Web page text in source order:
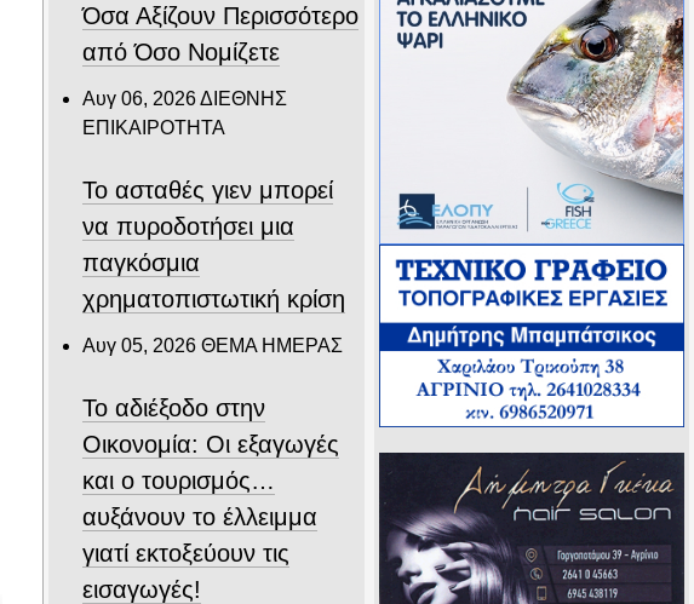
Όσα Αξίζουν Περισσότερο
από Όσο Νομίζετε
Αυγ 06, 2026ΔΙΕΘΝΗΣ
ΕΠΙΚΑΙΡΟΤΗΤΑ
Το ασταθές γιεν μπορεί
να πυροδοτήσει μια
παγκόσμια
χρηματοπιστωτική κρίση
Αυγ 05, 2026 ΘΕΜΑ ΗΜΕΡΑΣ
Το αδιέξοδο στην
Οικονομία: Οι εξαγωγές
και ο τουρισμός…
αυξάνουν το έλλειμμα
γιατί εκτοξεύουν τις
εισαγωγές!